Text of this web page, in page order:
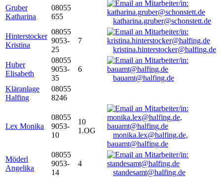
Gruber
Katharina
08055
655
katharina.gruber@schonstett.de
Hinterstocker
Kristina
08055
9053-
25
7
kristina.hinterstocker@halfing.de
Huber
Elisabeth
08055
9053-
35
6
bauamt@halfing.de
Kläranlage
Halfing
08055
8246
Lex Monika
08055
9053-
10
10
1.OG
monika.lex@halfing.de,
bauamt@halfing.de
Möderl
Angelika
08055
9053-
14
4
standesamt@halfing.de